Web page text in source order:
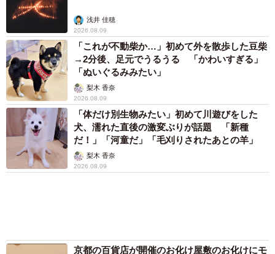
アクセスランキング
「キム兄」木村祐一が激やせ、松本人志と2シ
ョット「一瞬、分からなかったわ」「テキヤの
兄さん」
まいどなメディア
「この人しかいない」26歳差の“年の差婚”をし
た夫婦 出会いは？反対する声はなかった？
今の思いを聞いた
古川 諭香
母は有名女優、慶応幼稚舎出身CBCアナのノー